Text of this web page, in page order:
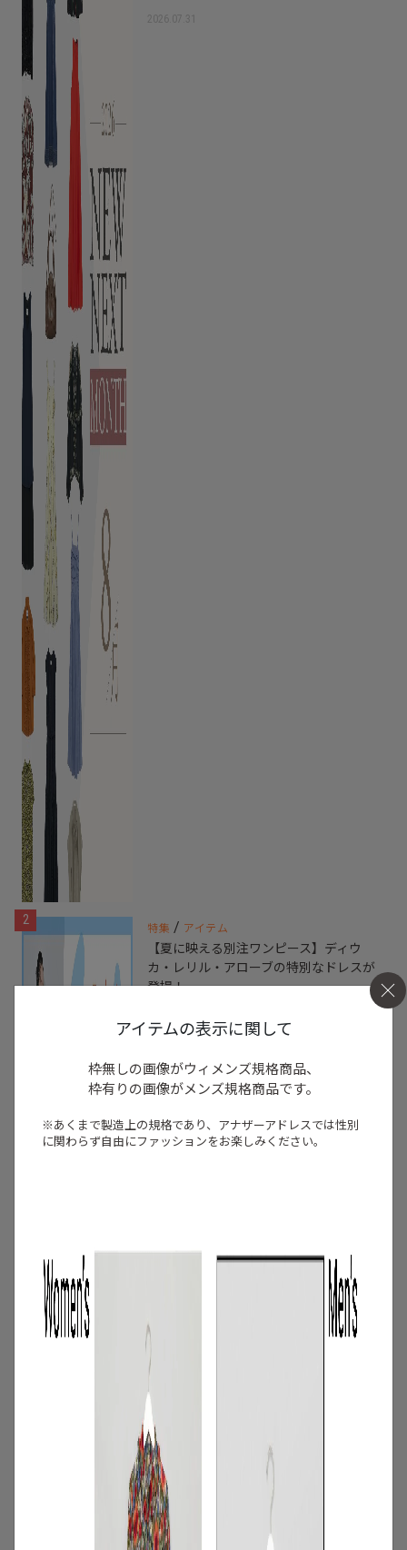
2026.07.31
2 特集 / アイテム
【夏に映える別注ワンピース】ディウ
カ・レリル・アローブの特別なドレスが
登場！
アイテムの表示に関して
枠無しの画像がウィメンズ規格商品、
枠有りの画像がメンズ規格商品です。
※あくまで製造上の規格であり、アナザーアドレスでは性別
に関わらず自由にファッションをお楽しみください。